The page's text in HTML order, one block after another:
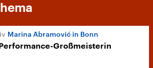
Marina Abramović in Bonn
Großmeisterin